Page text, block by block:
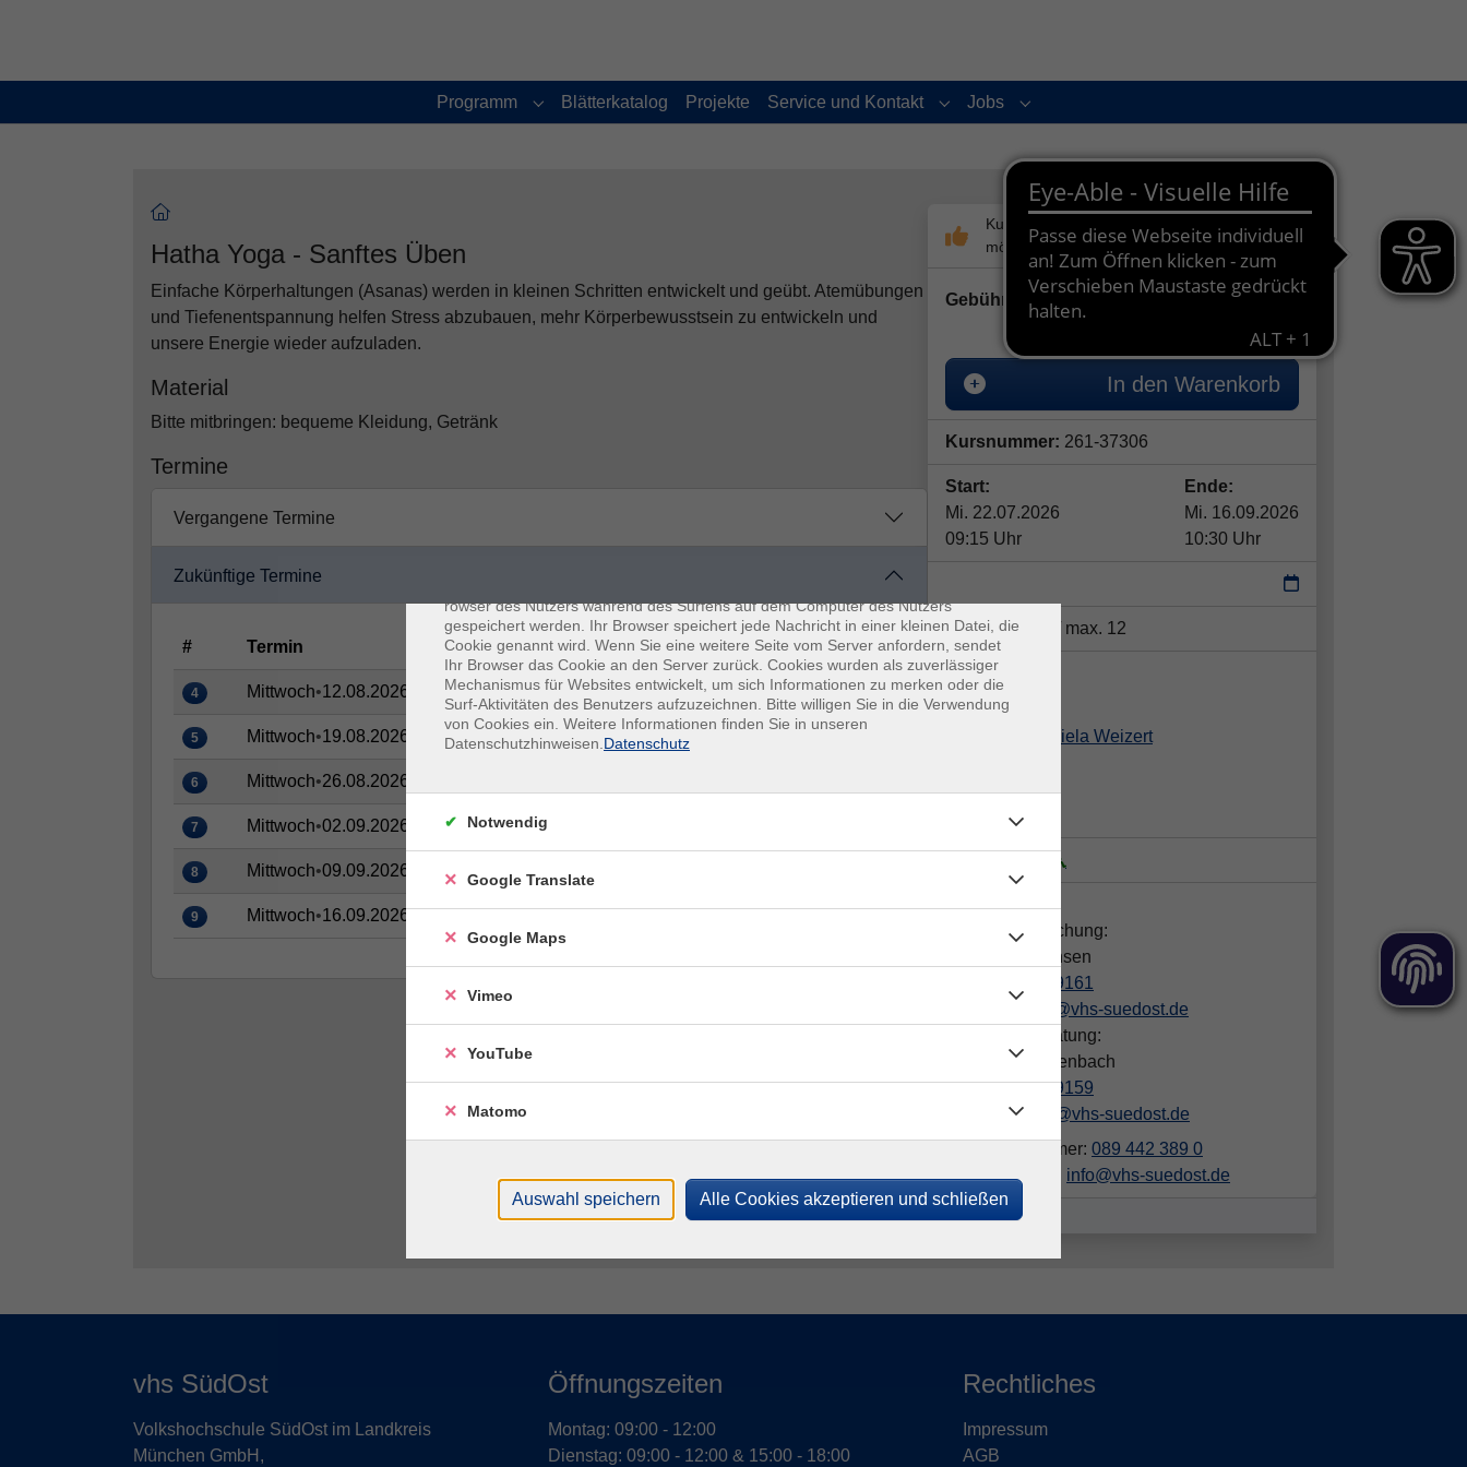
Programm
Submenu for "Programm"
Blätterkatalog Projekte Service und Kontakt
Submenu for "Service und Kontakt"
Jobs
Submenu for "Jobs"
Hatha Yoga - Sanftes Üben
Einfache Körperhaltungen (Asanas) werden in kleinen Schritten entwickelt und geübt. Atemübungen
und Tiefenentspannung helfen Stress abzubauen, mehr Körperbewusstsein zu entwickeln und
unsere Energie wieder aufzuladen.
Material
Bitte mitbringen: bequeme Kleidung, Getränk
Termine
Vergangene Termine
Zukünftige Termine
# Termin Ort / Raum
4 Mittwoch•12.08.2026 09:15–10:30 Uhr Otb, Kleist 30
5 Mittwoch•19.08.2026 09:15–10:30 Uhr
6 Mittwoch•26.08.2026
7 Mittwoch•02.09.2026 09:15–10:30 Uhr
8 Mittwoch•09.09.2026 09:15–10:30 Uhr
9 Mittwoch•16.09.2026•09:15–10:30 Uhr Otb, Kleist 30
Gebühr: 75,00€
ermäßigte Gebühr: 56,30€
In den Warenkorb
Kursnummer: 261-37306
Start:
Mi. 22.07.2026
09:15 Uhr
Ende:
Mi. 16.09.2026
10:30 Uhr
Plätze:min. 6 / max. 12
Dozent*in:
Gabriela Weizert
Kontakt:
Fragen zur Buchung:
Angela Johannsen
089/442389161
johannsen@vhs-suedost.de
Fachliche Beratung:
Stephanie Derenbach
089/442389159
derenbach@vhs-suedost.de
Telefonnummer: 089 442 389 0
Mailadresse: info@vhs-suedost.de
vhs SüdOst
Volkshochschule SüdOst im Landkreis
München GmbH,
Öffnungszeiten
Montag: 09:00 - 12:00
Dienstag: 09:00 - 12:00 & 15:00 - 18:00
Rechtliches
Impressum
AGB
Cookies sind kleine Datenmengen, die von einer Website gesendet und vom Webb
rowser des Nutzers während des Surfens auf dem Computer des Nutzers
gespeichert werden. Ihr Browser speichert jede Nachricht in einer kleinen Datei, die
Cookie genannt wird. Wenn Sie eine weitere Seite vom Server anfordern, sendet
Ihr Browser das Cookie an den Server zurück. Cookies wurden als zuverlässiger
Mechanismus für Websites entwickelt, um sich Informationen zu merken oder die
Surf-Aktivitäten des Benutzers aufzuzeichnen. Bitte willigen Sie in die Verwendung
von Cookies ein. Weitere Informationen finden Sie in unseren
Datenschutzhinweisen. Datenschutz
Notwendig
Google Translate
Google Maps
Vimeo
YouTube
Matomo
Auswahl speichern Alle Cookies akzeptieren und schließen